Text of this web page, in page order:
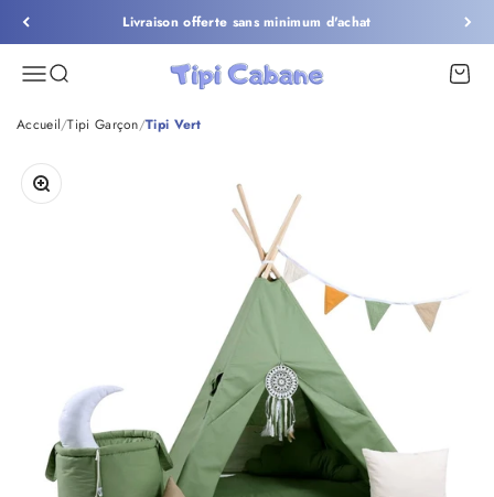
Passer au contenuLivraison offerte sans minimum d'achat
MenuRecherche Tipi Cabane Panier
Accueil/Tipi Garçon/Tipi Vert
Zoomer sur l'image